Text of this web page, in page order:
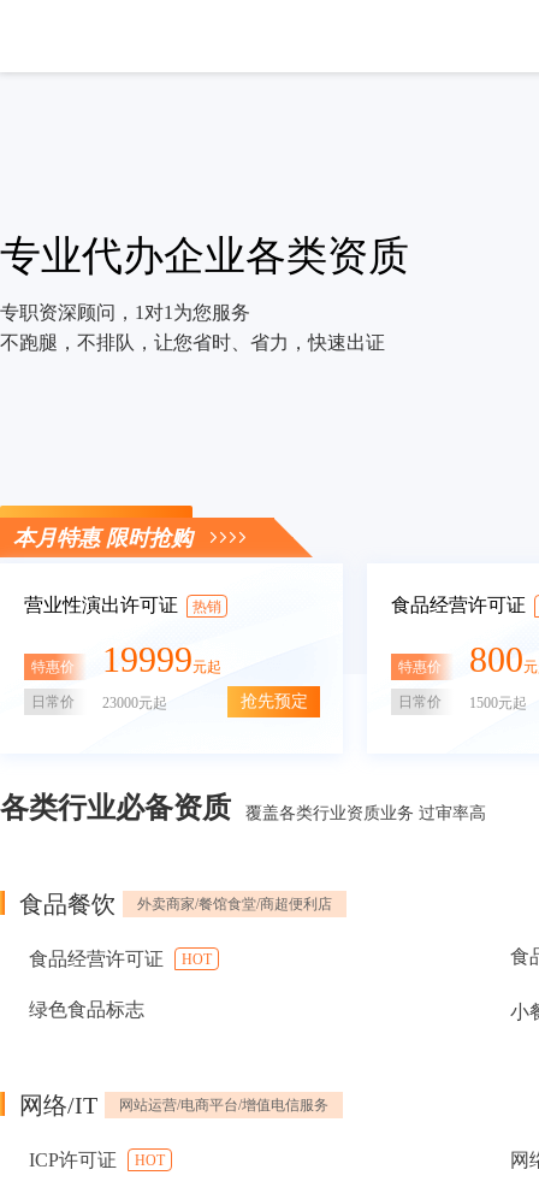
专业代办企业各类资质
专职资深顾问，1对1为您服务
不跑腿，不排队，让您省时、省力，快速出证
立即咨询
本月特惠 限时抢购
营业性演出许可证 热销
特惠价 19999元起
日常价 23000元起 抢先预定
食品经营许可证
特惠价 800
日常价 1500元起
各类行业必备资质 覆盖各类行业资质业务 过审率高
食品餐饮 外卖商家/餐馆食堂/商超便利店
食品经营许可证 HOT 食
绿色食品标志 小
网络/IT 网站运营/电商平台/增值电信服务
ICP许可证 HOT 网